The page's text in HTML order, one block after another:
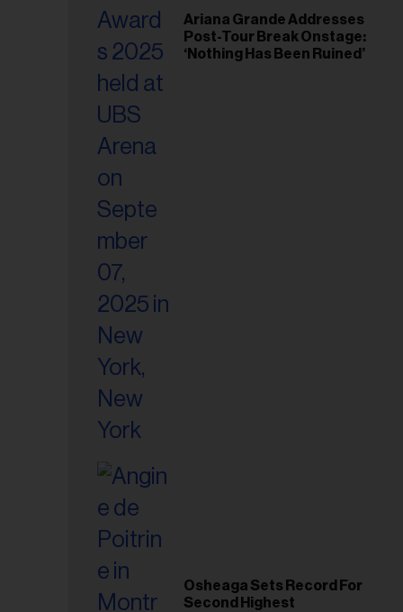
Ariana Grande Addresses
Post-Tour Break Onstage:
‘Nothing Has Been Ruined’
Osheaga Sets Record For
Second Highest